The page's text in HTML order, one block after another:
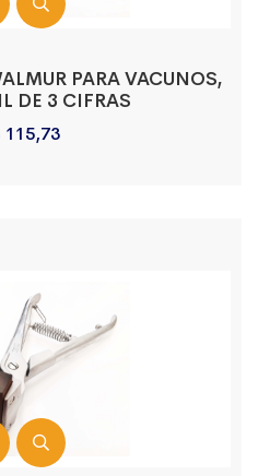
PARA VACUNOS,
DE 3 CIFRAS
115,73